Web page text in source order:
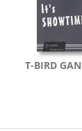
T-BIRD